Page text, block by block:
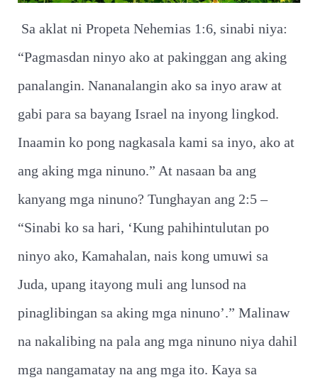
Sa aklat ni Propeta Nehemias 1:6, sinabi niya:
“Pagmasdan ninyo ako at pakinggan ang aking
panalangin. Nananalangin ako sa inyo araw at
gabi para sa bayang Israel na inyong lingkod.
Inaamin ko pong nagkasala kami sa inyo, ako at
ang aking mga ninuno.” At nasaan ba ang
kanyang mga ninuno? Tunghayan ang 2:5 –
“Sinabi ko sa hari, ‘Kung pahihintulutan po
ninyo ako, Kamahalan, nais kong umuwi sa
Juda, upang itayong muli ang lunsod na
pinaglibingan sa aking mga ninuno’.” Malinaw
na nakalibing na pala ang mga ninuno niya dahil
mga nangamatay na ang mga ito. Kaya sa